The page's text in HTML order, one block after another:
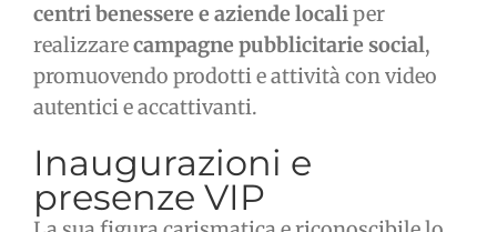
centri benessere e aziende localiper
realizzarecampagne pubblicitarie social,
promuovendo prodotti e attività con video
autentici e accattivanti.
Inaugurazioni e
presenze VIP